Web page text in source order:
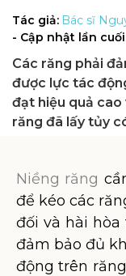
Tác giả: Bác sĩ
- Cập nhật lần
Các răng phải
được lực tác
đạt hiệu quả cao
răng đã lấy tủy
Niềng răng
để kéo các
đối và hài hòa
đảm bảo đủ
động trên